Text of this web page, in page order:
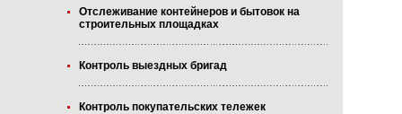
Отслеживание контейнеров и бытовок на
строительных площадках
Контроль выездных бригад
Контроль покупательских тележек